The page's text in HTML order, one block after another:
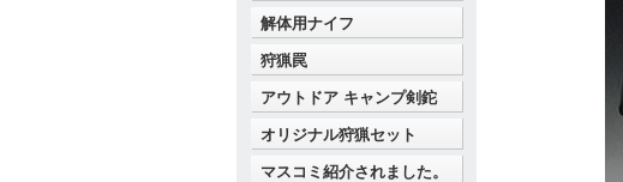
解体用ナイフ
狩猟罠
アウトドア キャンプ剣鉈
オリジナル狩猟セット
マスコミ紹介されました。